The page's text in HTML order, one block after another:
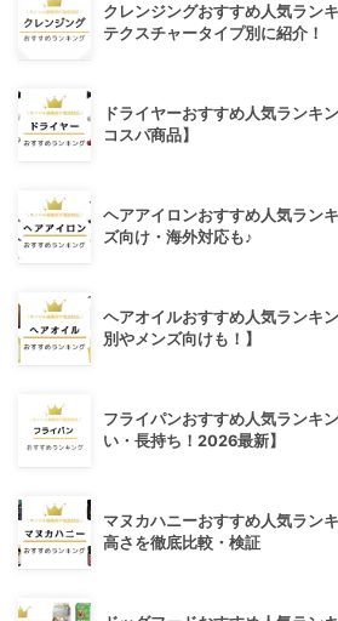
クレンジングおすすめ人気ラン
テクスチャータイプ別に紹介！
ドライヤーおすすめ人気ランキ
コスパ商品】
ヘアアイロンおすすめ人気ラン
ズ向け・海外対応も♪
ヘアオイルおすすめ人気ランキ
別やメンズ向けも！】
フライパンおすすめ人気ランキ
い・長持ち！2026最新】
マヌカハニーおすすめ人気ラン
高さを徹底比較・検証